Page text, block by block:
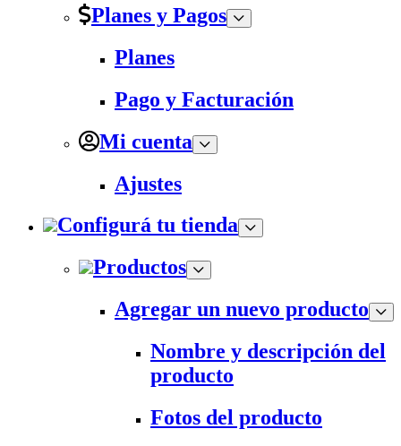
Planes y Pagos
Planes
Pago y Facturación
Mi cuenta
Ajustes
Configurá tu tienda
Productos
Agregar un nuevo producto
Nombre y descripción del
producto
Fotos del producto